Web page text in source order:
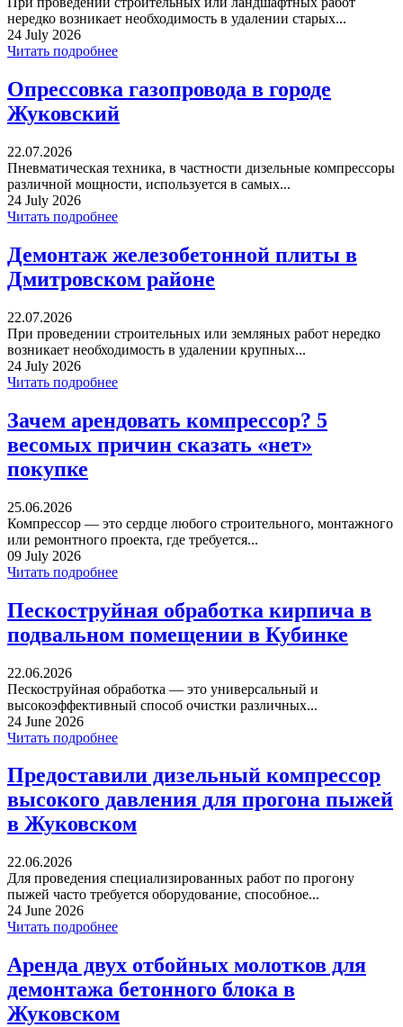
нередко возникает необходимость в удалении старых...
24 July 2026
Читать подробнее
Опрессовка газопровода в городе
Жуковский
22.07.2026
Пневматическая техника, в частности дизельные компрессоры
различной мощности, используется в самых...
24 July 2026
Читать подробнее
Демонтаж железобетонной плиты в
Дмитровском районе
22.07.2026
При проведении строительных или земляных работ нередко
возникает необходимость в удалении крупных...
24 July 2026
Читать подробнее
Зачем арендовать компрессор? 5
весомых причин сказать «нет»
покупке
25.06.2026
Компрессор — это сердце любого строительного, монтажного
или ремонтного проекта, где требуется...
09 July 2026
Читать подробнее
Пескоструйная обработка кирпича в
подвальном помещении в Кубинке
22.06.2026
Пескоструйная обработка — это универсальный и
высокоэффективный способ очистки различных...
24 June 2026
Читать подробнее
Предоставили дизельный компрессор
высокого давления для прогона пыжей
в Жуковском
22.06.2026
Для проведения специализированных работ по прогону
пыжей часто требуется оборудование, способное...
24 June 2026
Читать подробнее
Аренда двух отбойных молотков для
демонтажа бетонного блока в
Жуковском